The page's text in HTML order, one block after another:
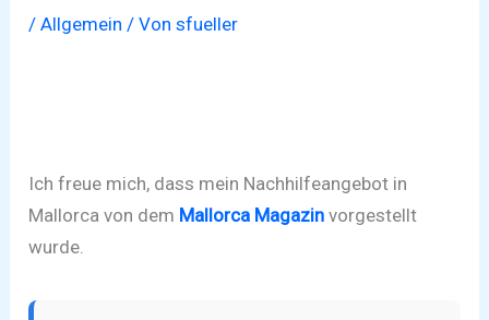
/Allgemein / Vonsfueller
Ich freue mich, dass mein Nachhilfeangebot in
Mallorca von dem Mallorca Magazin vorgestellt
wurde.